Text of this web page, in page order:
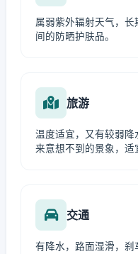
属弱紫外辐射天气，长
间的防晒护肤品。
旅游
温度适宜，又有较弱
来意想不到的景象，适
交通
有降水，路面湿滑，